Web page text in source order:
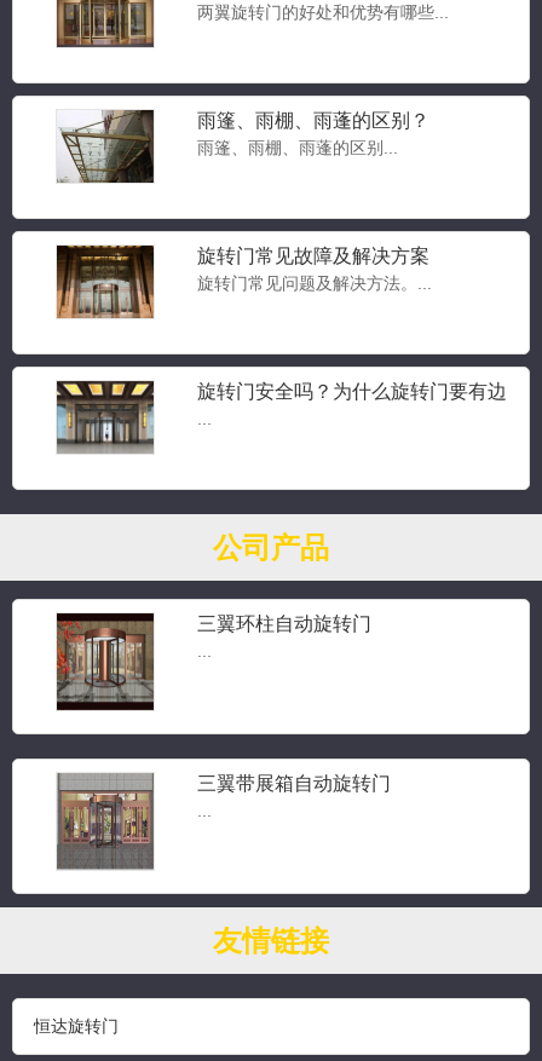
两翼旋转门的好处和优势有哪些...
雨篷、雨棚、雨蓬的区别？
雨篷、雨棚、雨蓬的区别...
旋转门常见故障及解决方案
旋转门常见问题及解决方法。...
旋转门安全吗？为什么旋转门要有边
公司产品
豪华两翼自动旋转门
两翼旋转门...
豪华三翼自动旋转门
三翼环柱自动旋转门
三翼带展箱自动旋转门
钻石水晶旋转门
友情链接
恒达旋转门